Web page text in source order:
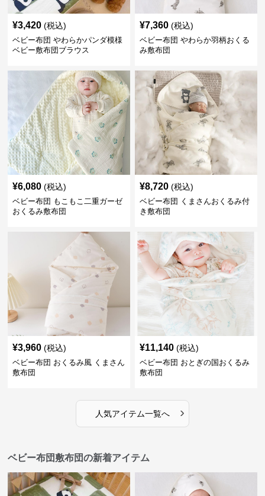
¥3,420 (税込)
ベビー布団 やわらかパンダ模様
ベビー敷布団ブラウス
¥7,360 (税込)
ベビー布団 やわらか羽柄おくる
み敷布団
¥6,080 (税込)
ベビー布団 もこもこ二重ガーゼ
おくるみ敷布団
¥8,720 (税込)
ベビー布団 くまさんおくるみ付
き敷布団
¥3,960 (税込)
ベビー布団 おくるみ風 くまさん
敷布団
¥11,140 (税込)
ベビー布団 おとぎの国おくるみ
敷布団
人気アイテム一覧へ ›
ベビー布団敷布団の新着アイテム